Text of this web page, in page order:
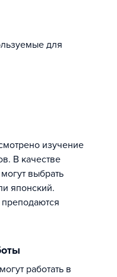
для
В качестве
выбрать
японский.